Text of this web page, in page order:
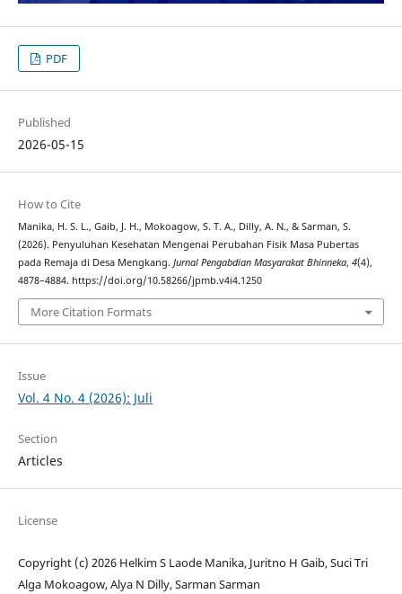
PDF
Published
2026-05-15
How to Cite
Manika, H. S. L., Gaib, J. H., Mokoagow, S. T. A., Dilly, A. N., & Sarman, S.
(2026). Penyuluhan Kesehatan Mengenai Perubahan Fisik Masa Pubertas
pada Remaja di Desa Mengkang. Jurnal Pengabdian Masyarakat Bhinneka, 4(4),
4878–4884. https://doi.org/10.58266/jpmb.v4i4.1250
More Citation Formats
Issue
Vol. 4 No. 4 (2026): Juli
Section
Articles
License
Copyright (c) 2026 Helkim S Laode Manika, Juritno H Gaib, Suci Tri
Alga Mokoagow, Alya N Dilly, Sarman Sarman